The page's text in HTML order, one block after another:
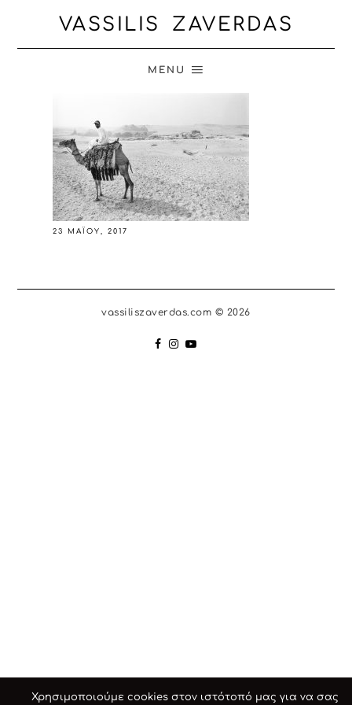
VASSILIS ZAVERDAS
MENU
23 ΜΑΪ́ΟΥ, 2017
vassiliszaverdas.com © 2026
Χρησιμοποιούμε cookies στον ιστότοπό μας για να σας